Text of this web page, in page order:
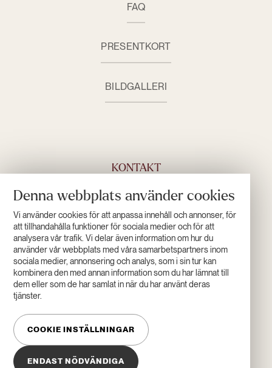
FAQ
PRESENTKORT
BILDGALLERI
KONTAKT
+46 (0)960 555 00
INFO@HOTELL-LAPONIA.SE
KONTAKTA OSS
ÖPPETTIDER
Denna webbplats använder cookies
Vi använder cookies för att anpassa innehåll och annonser, för
att tillhandahålla funktioner för sociala medier och för att
analysera vår trafik. Vi delar även information om hur du
använder vår webbplats med våra samarbetspartners inom
sociala medier, annonsering och analys, som i sin tur kan
kombinera den med annan information som du har lämnat till
dem eller som de har samlat in när du har använt deras
tjänster.
COOKIE INSTÄLLNINGAR
ENDAST NÖDVÄNDIGA